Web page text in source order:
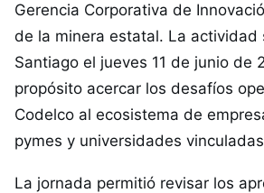
Gerencia Corporativa de
de la minera estatal. La actividad
Santiago el jueves 11 de junio de
propósito acercar los desafíos
Codelco al ecosistema de
pymes y universidades
La jornada permitió revisar los